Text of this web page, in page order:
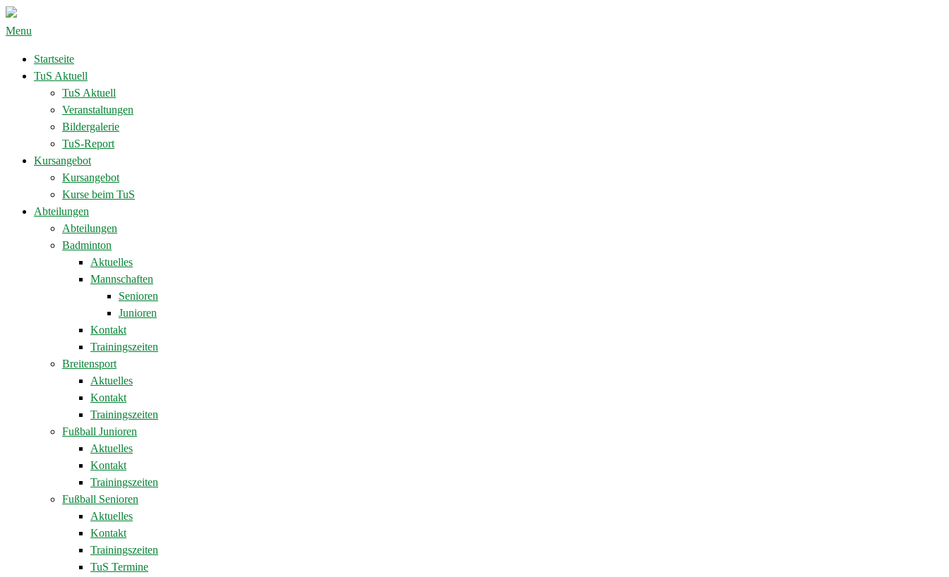
Menu
Startseite
TuS Aktuell
TuS Aktuell
Veranstaltungen
Bildergalerie
TuS-Report
Kursangebot
Kursangebot
Kurse beim TuS
Abteilungen
Abteilungen
Badminton
Aktuelles
Mannschaften
Senioren
Junioren
Kontakt
Trainingszeiten
Breitensport
Aktuelles
Kontakt
Trainingszeiten
Fußball Junioren
Aktuelles
Kontakt
Trainingszeiten
Fußball Senioren
Aktuelles
Kontakt
Trainingszeiten
TuS Termine